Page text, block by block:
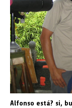
Alfonso está? si,